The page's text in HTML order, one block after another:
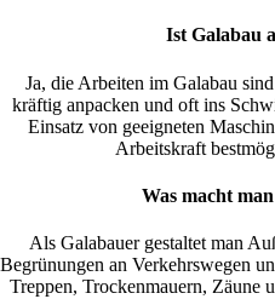
Ist Galabau
Ja, die Arbeiten im Galabau
kräftig anpacken und oft ins
Einsatz von geeigneten
Arbeitskraft
Was macht
Als Galabauer gestaltet man
Begrünungen an Verkehrswegen
Treppen, Trockenmauern, Zäune